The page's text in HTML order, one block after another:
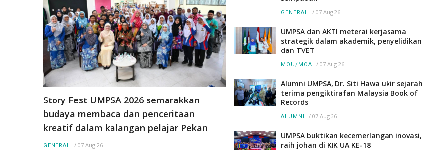
Story Fest UMPSA 2026 semarakkan
budaya membaca dan penceritaan
kreatif dalam kalangan pelajar Pekan
GENERAL / 07 Aug 26
GENERAL / 07 Aug 26
UMPSA dan AKTI meterai kerjasama
strategik dalam akademik, penyelidikan
dan TVET
MOU/MOA / 07 Aug 26
Alumni UMPSA, Dr. Siti Hawa ukir sejarah
terima pengiktirafan Malaysia Book of
Records
ALUMNI / 07 Aug 26
UMPSA buktikan kecemerlangan inovasi,
raih johan di KIK UA KE-18